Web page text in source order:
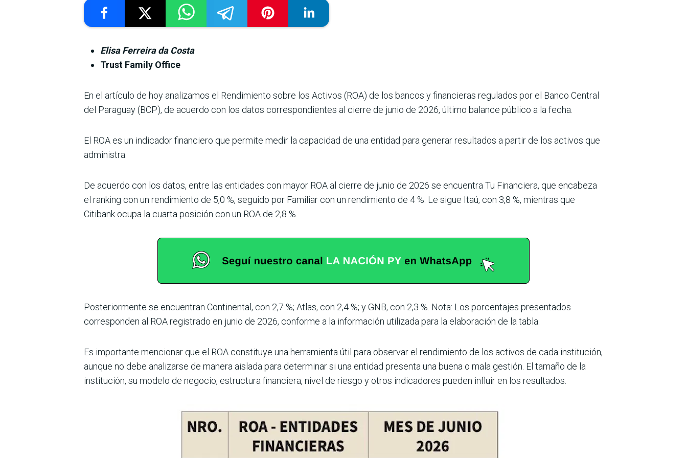
Elisa Ferreira da Costa
Trust Family Office
En el artículo de hoy analizamos el Rendimiento sobre los Activos (ROA) de los bancos y financieras regulados por el Banco Central
del Paraguay (BCP), de acuerdo con los datos correspondientes al cierre de junio de 2026, último balance público a la fecha.
El ROA es un indicador financiero que permite medir la capacidad de una entidad para generar resultados a partir de los activos que
administra.
De acuerdo con los datos, entre las entidades con mayor ROA al cierre de junio de 2026 se encuentra Tu Financiera, que encabeza
el ranking con un rendimiento de 5,0 %, seguido por Familiar con un rendimiento de 4 %. Le sigue Itaú, con 3,8 %, mientras que
Citibank ocupa la cuarta posición con un ROA de 2,8 %.
Posteriormente se encuentran Continental, con 2,7 %; Atlas, con 2,4 %; y GNB, con 2,3 %. Nota: Los porcentajes presentados
corresponden al ROA registrado en junio de 2026, conforme a la información utilizada para la elaboración de la tabla.
Es importante mencionar que el ROA constituye una herramienta útil para observar el rendimiento de los activos de cada institución,
aunque no debe analizarse de manera aislada para determinar si una entidad presenta una buena o mala gestión. El tamaño de la
institución, su modelo de negocio, estructura financiera, nivel de riesgo y otros indicadores pueden influir en los resultados.